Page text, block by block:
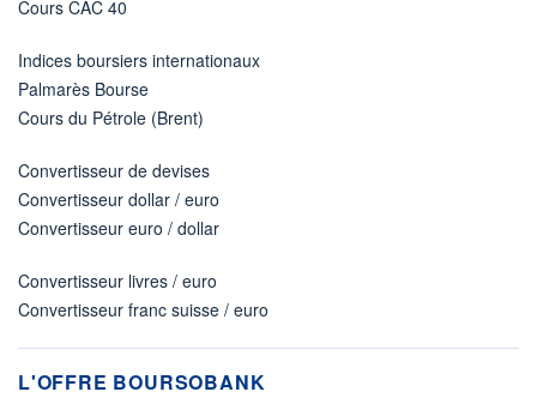
Cours CAC 40
Indices boursiers internationaux
Palmarès Bourse
Cours du Pétrole (Brent)
Convertisseur de devises
Convertisseur dollar / euro
Convertisseur euro / dollar
Convertisseur livres / euro
Convertisseur franc suisse / euro
L'OFFRE BOURSOBANK